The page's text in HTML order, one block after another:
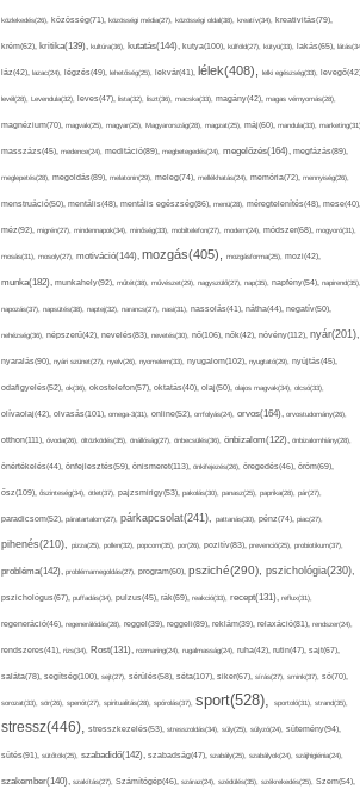
közlekedés(26), közösség(71), közösségi média(27), közösségi oldal(38), kreatív(34), kreativitás(79),
krém(62), kritika(139), kultúra(36), kutatás(144), kutya(100), külföld(27), kütyü(33), lakás(65),
láz(42), lazac(24), légzés(49), lehetőség(25), lekvár(41), lélek(408), lelki egészség(33), levegő(42),
levél(28), Levendula(32), leves(47), lista(32), liszt(36), macska(33), magány(42), magas vérnyomás(28),
magnézium(70), magvak(25), magyar(25), Magyarország(28), magzat(25), máj(60), mandula(33), marketing(31),
masszázs(45), medence(24), meditáció(89), megbetegedés(24), megelőzés(164), megfázás(89),
meglepetés(28), megoldás(89), melatonin(29), meleg(74), mellékhatás(24), memória(72), mennyiség(26),
menstruáció(50), mentális(48), mentális egészség(86), menü(28), méregtelenítés(48), mese(40),
méz(92), migrén(27), mindennapok(34), minőség(33), mobiltelefon(27), modern(24), módszer(68), mogyoró(31),
mosás(31), mosoly(27), motiváció(144), mozgás(405), mozgásforma(25), mozi(42),
munka(182), munkahely(92), műtét(38), művészet(29), nagyszülő(27), nap(35), napfény(54), napirend(35),
napozás(37), napsütés(38), naptej(32), narancs(27), nasi(31), nassolás(41), nátha(44), negatív(50),
nehézség(36), népszerű(42), nevelés(83), nevetés(30), nő(106), nők(42), növény(112), nyár(201),
nyaralás(90), nyári szünet(27), nyelv(26), nyomelem(33), nyugalom(102), nyugtató(29), nyújtás(45),
odafigyelés(52), ok(36), okostelefon(57), oktatás(40), olaj(50), olajos magvak(34), olcsó(33),
olívaolaj(42), olvasás(101), omega-3(31), online(52), orrfolyás(24), orvos(164), orvostudomány(26),
otthon(111), óvoda(26), öltözködés(35), önállóság(27), önbecsülés(36), önbizalom(122), önbizalomhiány(28),
önértékelés(44), önfejlesztés(59), önismeret(113), önkifejezés(26), öregedés(46), öröm(69),
ősz(109), őszinteség(34), ötlet(37), pajzsmirigy(53), pakolás(30), panasz(25), paprika(28), pár(27),
paradicsom(52), páratartalom(27), párkapcsolat(241), pattanás(30), pénz(74), piac(27),
pihenés(210), pizza(25), pollen(32), popcorn(35), por(26), pozitív(83), prevenció(25), probiotikum(37),
probléma(142), problémamegoldás(27), program(60), psziché(290), pszichológia(230),
pszichológus(67), puffadás(34), pulzus(45), rák(69), reakció(33), recept(131), reflux(31),
regeneráció(46), regenerálódás(28), reggel(39), reggeli(89), reklám(39), relaxáció(81), rendszer(24),
rendszeres(41), rizs(34), Rost(131), rozmaring(24), rugalmasság(24), ruha(42), rutin(47), sajt(67),
saláta(78), segítség(100), sejt(27), sérülés(58), séta(107), siker(67), sírás(27), smink(37), só(70),
sorozat(33), sör(26), spenót(27), spiritualitás(28), spórolás(37), sport(528), sportoló(31), strand(35),
stressz(446), stresszkezelés(53), stresszoldás(34), súly(25), súlyzó(24), sütemény(94),
sütés(91), sütőtök(25), szabadidő(142), szabadság(47), szabály(25), szabályok(24), szájhigiénia(24),
szakember(140), szakítás(27), Számítógép(46), száraz(24), szédülés(35), székrekedés(25), Szem(54),